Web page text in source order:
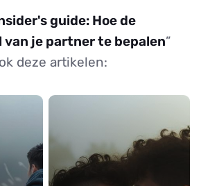
guide: Hoe de
je partner te bepalen”
deze artikelen: